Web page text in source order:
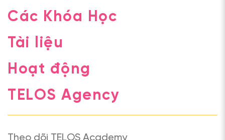
Các Khóa Học
Tài liệu
Hoạt động
TELOS Agency